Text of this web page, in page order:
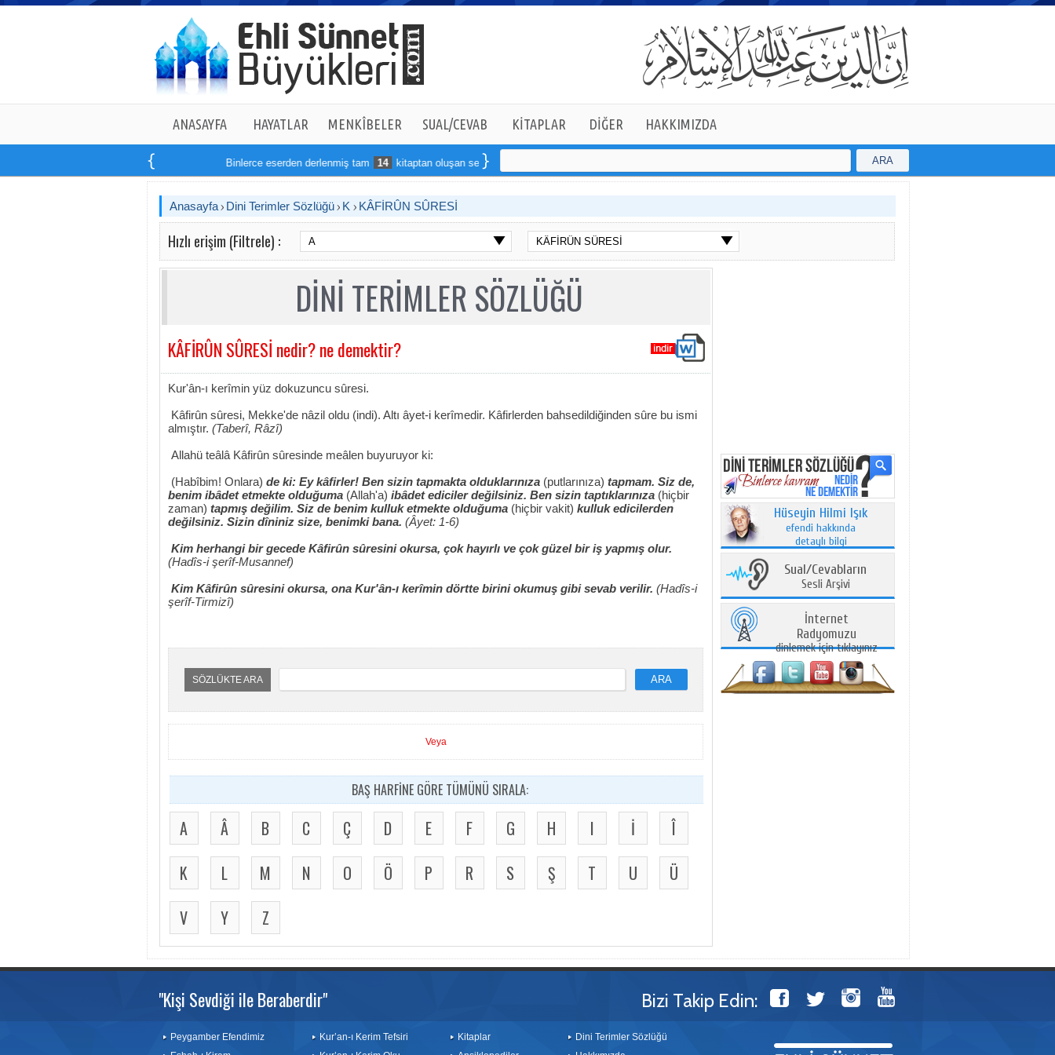
ANASAYFA HAYATLAR MENKÎBELER SUAL/CEVAB KİTAPLAR DİĞER HAKKIMIZDA
Binlerce eserden derlenmiş tam 14 kitaptan oluşan seti online sipariş verebilirsiniz ARA
Anasayfa Dini Terimler Sözlüğü K KÂFİRÛN SÛRESİ
Hızlı erişim (Filtrele) :
DİNİ TERİMLER SÖZLÜĞÜ
KÂFİRÛN SÛRESİ nedir? ne demektir?
Kur'ân-ı kerîmin yüz dokuzuncu sûresi.
Kâfirûn sûresi, Mekke'de nâzil oldu (indi). Altı âyet-i kerîmedir. Kâfirlerden bahsedildiğinden sûre bu ismi
almıştır. (Taberî, Râzî)
Allahü teâlâ Kâfirûn sûresinde meâlen buyuruyor ki:
(Habîbim! Onlara) de ki: Ey kâfirler! Ben sizin tapmakta olduklarınıza (putlarınıza) tapmam. Siz de,
benim ibâdet etmekte olduğuma (Allah'a) ibâdet ediciler değilsiniz. Ben sizin taptıklarınıza (hiçbir
zaman) tapmış değilim. Siz de benim kulluk etmekte olduğuma (hiçbir vakit) kulluk edicilerden
değilsiniz. Sizin dîniniz size, benimki bana. (Âyet: 1-6)
Kim herhangi bir gecede Kâfirûn sûresini okursa, çok hayırlı ve çok güzel bir iş yapmış olur.
(Hadîs-i şerîf-Musannef)
Kim Kâfirûn sûresini okursa, ona Kur'ân-ı kerîmin dörtte birini okumuş gibi sevab verilir. (Hadîs-i
şerîf-Tirmizî)
SÖZLÜKTE ARA ARA
Veya
BAŞ HARFİNE GÖRE TÜMÜNÜ SIRALA:
A Â B C Ç D E F G H I İ
Î
K
L M N O Ö P R S Ş T U
Ü
V
Y Z
Hüseyin Hilmi Işık
efendi hakkında
detaylı bilgi
Sual/Cevabların
Sesli Arşivi
İnternet
Radyomuzu
dinlemek için tıklayınız
"Kişi Sevdiği ile Beraberdir" Bizi Takip Edin:
Peygamber Efendimiz
Kur’an-ı Kerim Tefsiri
Kitaplar
Dini Terimler Sözlüğü